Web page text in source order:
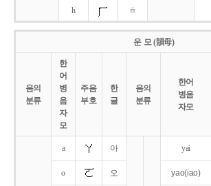
h ㅎ
운 모 (韻母)
음의
분류
한
어
병
음
자
모
주음
부호
한
글
음의
분류
한어
병음
자모
a 아 yai
o 오 yao(iao)